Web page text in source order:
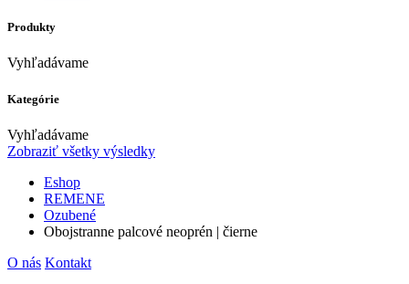
Produkty
Vyhľadávame
Kategórie
Vyhľadávame
Zobraziť všetky výsledky
Eshop
REMENE
Ozubené
Obojstranne palcové neoprén | čierne
O nás Kontakt